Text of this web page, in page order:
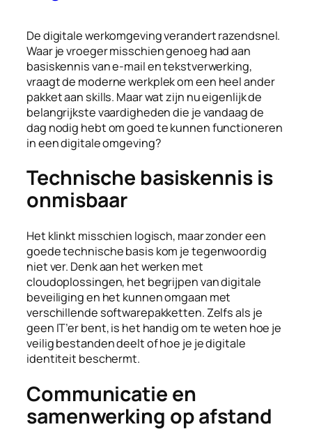
De digitale werkomgeving verandert razendsnel.
Waar je vroeger misschien genoeg had aan
basiskennis van e-mail en tekstverwerking,
vraagt de moderne werkplek om een heel ander
pakket aan skills. Maar wat zijn nu eigenlijk de
belangrijkste vaardigheden die je vandaag de
dag nodig hebt om goed te kunnen functioneren
in een digitale omgeving?
Technische basiskennis is
onmisbaar
Het klinkt misschien logisch, maar zonder een
goede technische basis kom je tegenwoordig
niet ver. Denk aan het werken met
cloudoplossingen, het begrijpen van digitale
beveiliging en het kunnen omgaan met
verschillende softwarepakketten. Zelfs als je
geen IT’er bent, is het handig om te weten hoe je
veilig bestanden deelt of hoe je je digitale
identiteit beschermt.
Communicatie en
samenwerking op afstand